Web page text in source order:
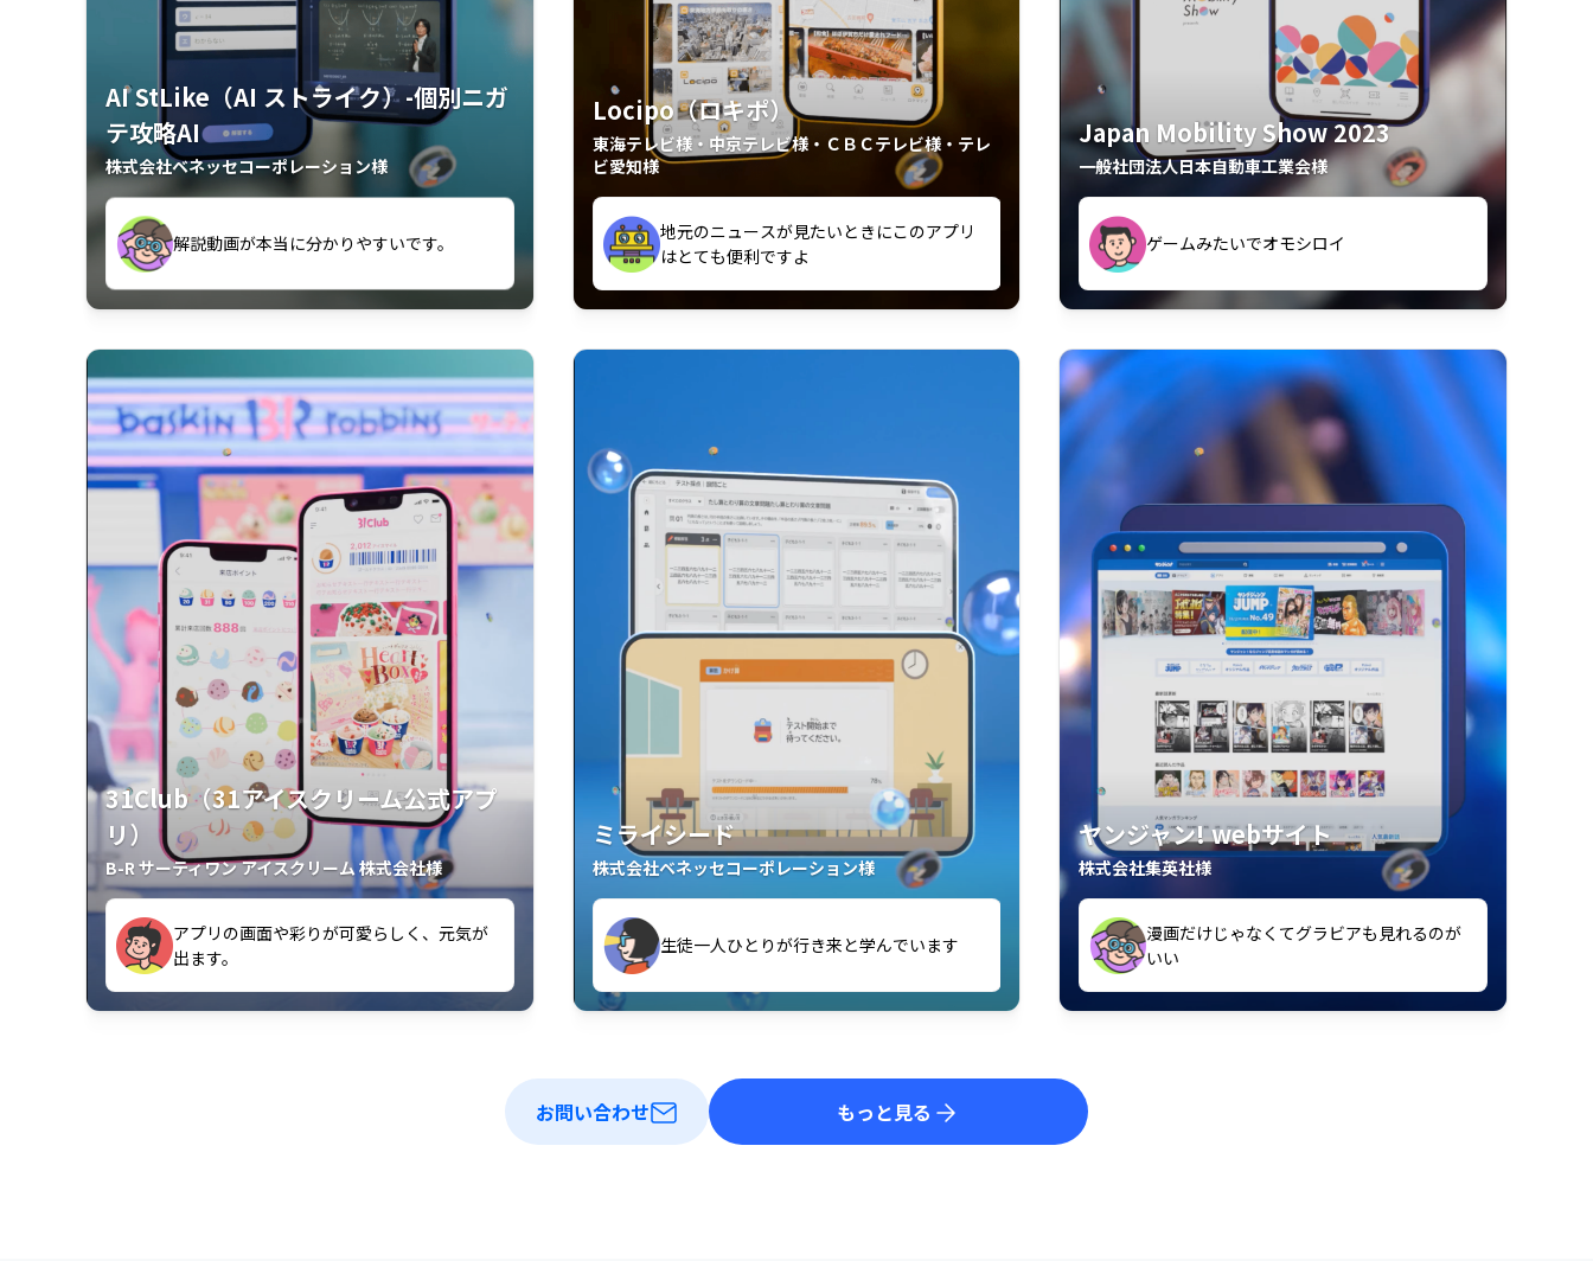
AI StLike（AI ストライク）-個別ニガ
テ攻略AI
株式会社ベネッセコーポレーション様
古文漢文を主に使わせていただいている
が、復習するのに非常に役立っている。
解説動画が本当に分かりやすいです。
Locipo（ロキポ）
東海テレビ様・中京テレビ様・ＣＢＣテレビ様・テレ
ビ愛知様
中京テレビのおもしろ番組が視聴可能地域
外からも見れるの嬉しいポイント
いつも利用させていただいております！
Japan Mobility Show 2023
一般社団法人日本自動車工業会様
夢中で推しモビを探してビッグサイトで6時
間も滞在してしまった
久々のモーターショーがアプリでもっと楽
しめました
31Club（31アイスクリーム公式アプ
リ）
B-R サーティワン アイスクリーム 株式会社様
アプリの画面や彩りが可愛らしく、元気が
出ます。
クラスごとに特典があるようなので使うの
が楽しいです。
ミライシード
株式会社ベネッセコーポレーション様
生徒一人ひとりが行き来と学んでいます
い」「解くことが楽しい」を実感していま
ヤンジャン! webサイト
株式会社集英社様
漫画だけじゃなくてグラビアも見れるのが
いい
紙の雑誌買うより安くて助かる
お問い合わせ もっと見る